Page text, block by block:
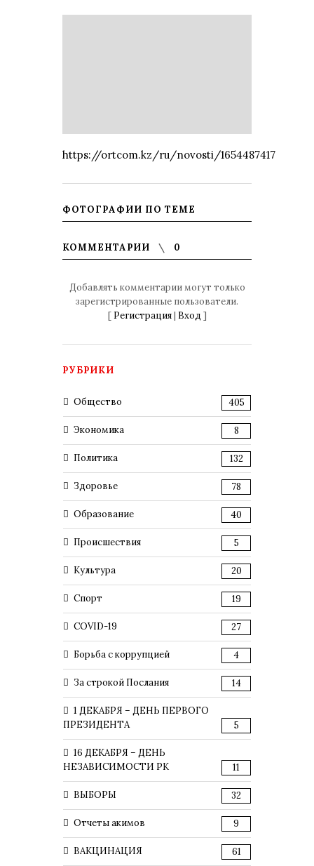
https://ortcom.kz/ru/novosti/1654487417
ФОТОГРАФИИ ПО ТЕМЕ
КОММЕНТАРИИ 0
Добавлять комментарии могут только
зарегистрированные пользователи.
[ Регистрация| Вход ]
РУБРИКИ
Общество 405
Экономика 8
Политика 132
Здоровье 78
Образование 40
Происшествия 5
Культура 20
Спорт 19
COVID-19 27
Борьба с коррупцией 4
За строкой Послания 14
1 ДЕКАБРЯ – ДЕНЬ ПЕРВОГО
ПРЕЗИДЕНТА
5
16 ДЕКАБРЯ – ДЕНЬ
НЕЗАВИСИМОСТИ РК
11
ВЫБОРЫ 32
Отчеты акимов 9
ВАКЦИНАЦИЯ 61